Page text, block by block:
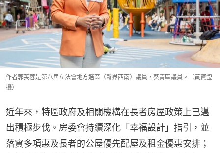
作者郭芙蓉是第八屆立法會地方選區（新界西南）議員，葵青區議員。（黃寶瑩
攝）
近年來，特區政府及相關機構在長者房屋政策上已邁
出積極步伐。房委會持續深化「幸福設計」指引，並
落實多項惠及長者的公屋優先配屋及租金優惠安排；